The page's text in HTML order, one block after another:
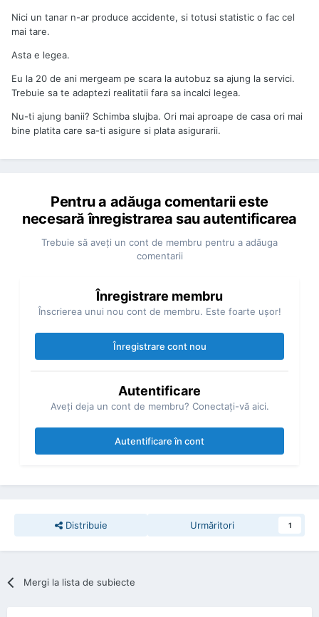
Nici un tanar n-ar produce accidente, si totusi statistic o fac cel
mai tare.
Asta e legea.
Eu la 20 de ani mergeam pe scara la autobuz sa ajung la servici.
Trebuie sa te adaptezi realitatii fara sa incalci legea.
Nu-ti ajung banii? Schimba slujba. Ori mai aproape de casa ori mai
bine platita care sa-ti asigure si plata asigurarii.
Pentru a adăuga comentarii este
necesară înregistrarea sau autentificarea
Trebuie să aveţi un cont de membru pentru a adăuga
comentarii
Înregistrare membru
Înscrierea unui nou cont de membru. Este foarte uşor!
Înregistrare cont nou
Autentificare
Aveţi deja un cont de membru? Conectaţi-vă aici.
Autentificare în cont
Distribuie Urmăritori 1
Mergi la lista de subiecte